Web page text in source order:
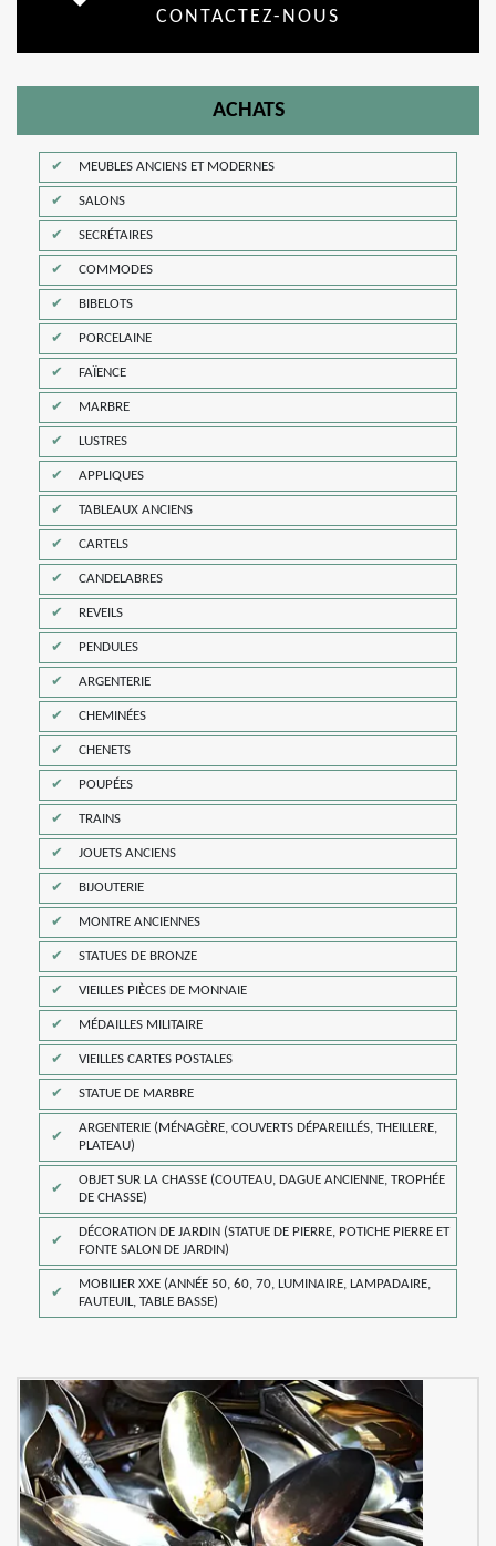
CONTACTEZ-NOUS
ACHATS
MEUBLES ANCIENS ET MODERNES
SALONS
SECRÉTAIRES
COMMODES
BIBELOTS
PORCELAINE
FAÏENCE
MARBRE
LUSTRES
APPLIQUES
TABLEAUX ANCIENS
CARTELS
CANDELABRES
REVEILS
PENDULES
ARGENTERIE
CHEMINÉES
CHENETS
POUPÉES
TRAINS
JOUETS ANCIENS
BIJOUTERIE
MONTRE ANCIENNES
STATUES DE BRONZE
VIEILLES PIÈCES DE MONNAIE
MÉDAILLES MILITAIRE
VIEILLES CARTES POSTALES
STATUE DE MARBRE
ARGENTERIE (MÉNAGÈRE, COUVERTS DÉPAREILLÉS, THEILLERE,
PLATEAU)
OBJET SUR LA CHASSE (COUTEAU, DAGUE ANCIENNE, TROPHÉE
DE CHASSE)
DÉCORATION DE JARDIN (STATUE DE PIERRE, POTICHE PIERRE ET
FONTE SALON DE JARDIN)
MOBILIER XXE (ANNÉE 50, 60, 70, LUMINAIRE, LAMPADAIRE,
FAUTEUIL, TABLE BASSE)